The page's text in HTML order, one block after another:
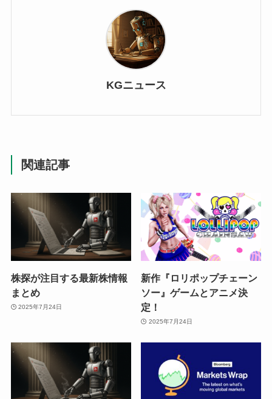
KGニュース
関連記事
株探が注目する最新株情報
まとめ
2025年7月24日
新作『ロリポップチェーン
ソー』ゲームとアニメ決
定！
2025年7月24日